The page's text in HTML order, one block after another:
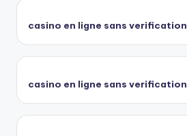
casino en ligne sans verification
casino en ligne sans verification